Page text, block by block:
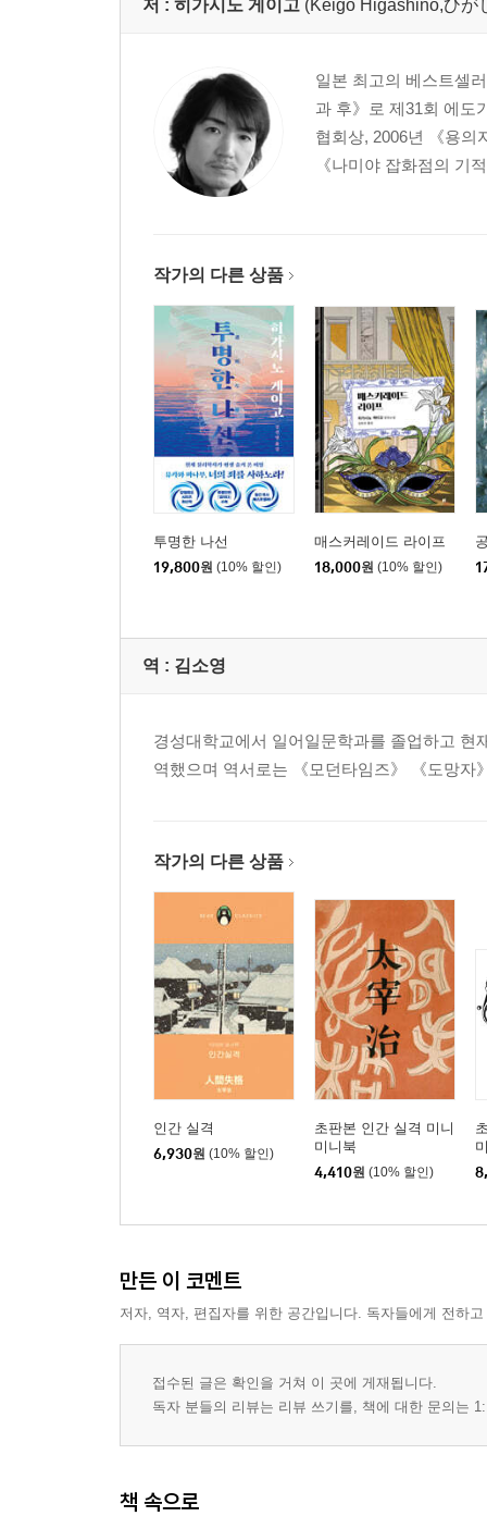
저 : 히가시노 게이고 (Keigo Higashino,ひが
일본 최고의 베스트셀
과 후》로 제31회 에도
협회상, 2006년 《용의
《나미야 잡화점의 기
작가의 다른 상품
투명한 나선
19,800원 (10% 할인)
매스커레이드 라이프
18,000원 (10% 할인)
역 : 김소영
경성대학교에서 일어일문학과를 졸업하고
역했으며 역서로는 《모던타임즈》 《도망자
작가의 다른 상품
인간 실격
6,930원 (10% 할인)
초판본 인간 실격 미니
미니북
4,410원 (10% 할인)
만든 이 코멘트
저자, 역자, 편집자를 위한 공간입니다. 독자들에게 전하
접수된 글은 확인을 거쳐 이 곳에 게재됩니다.
독자 분들의 리뷰는 리뷰 쓰기를, 책에 대한 문의는
책 속으로